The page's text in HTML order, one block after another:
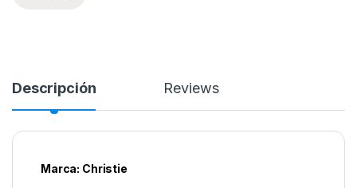
Descripción Reviews
Marca: Christie